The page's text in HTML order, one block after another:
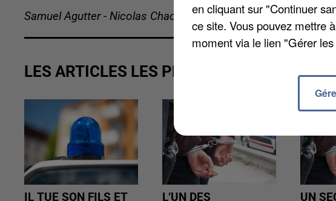
Samuel Agutter - Nicolas Chacun
LES ARTICLES LES PLUS VUS
IL TUE SON FILS ET
L’UN DES
UN
en cliquant sur "Continuer
ce site. Vous pouvez mettre
moment via le lien "Gérer